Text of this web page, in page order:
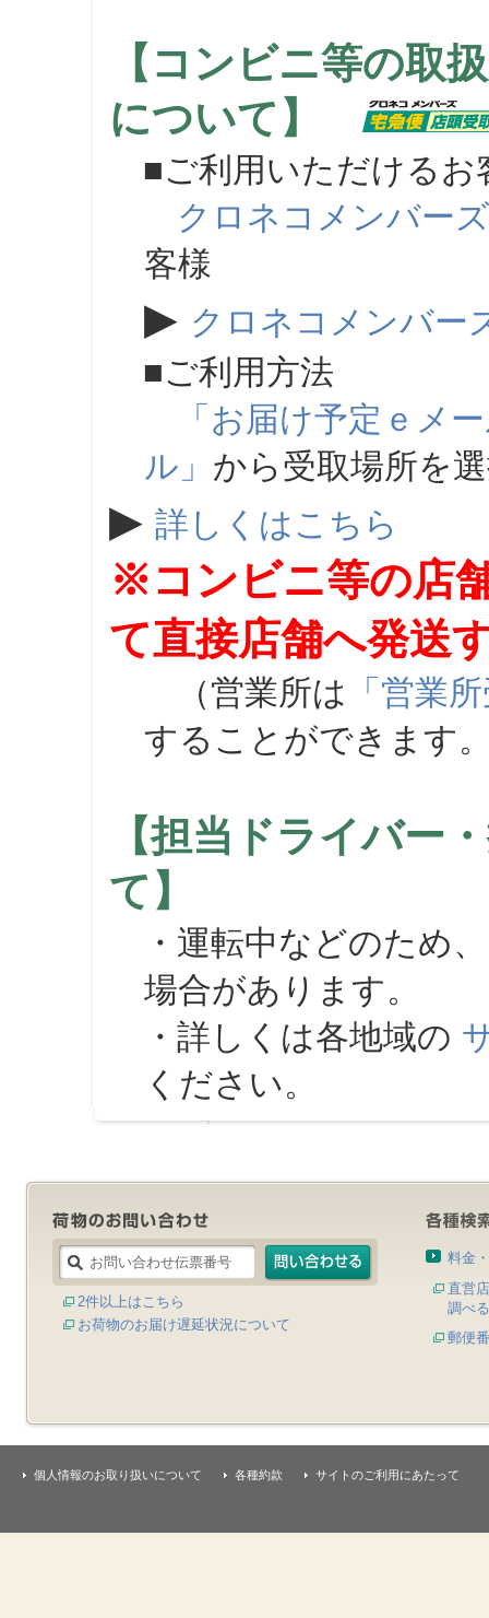
【コンビニ等の取
について】
■ご利用いただけるお
クロネコメンバーズ
客様
▶ クロネコメンバー
■ご利用方法
「お届け予定ｅメ
ル」 から受取場所を
▶ 詳しくはこちら
※コンビニ等の店
て直接店舗へ発送
（営業所は 「営業
することができます
【担当ドライバー
て】
・運転中などのため
場合があります。
・詳しくは各地域の
ください。
2件以上はこちら
お荷物のお届け遅延状況について
料金
直営
調べる
郵便
個人情報のお取り扱いについて 各種約款 サイトのご利用にあたって